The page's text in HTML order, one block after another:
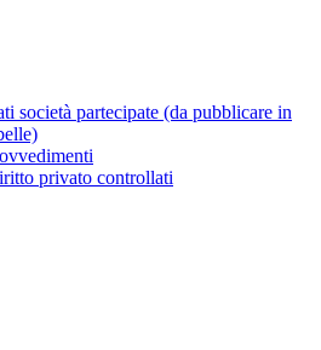
società partecipate (da pubblicare in
privato controllati